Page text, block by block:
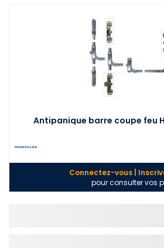
Antipanique barre coupe feu
Connectez-vous |
pour consulter vos